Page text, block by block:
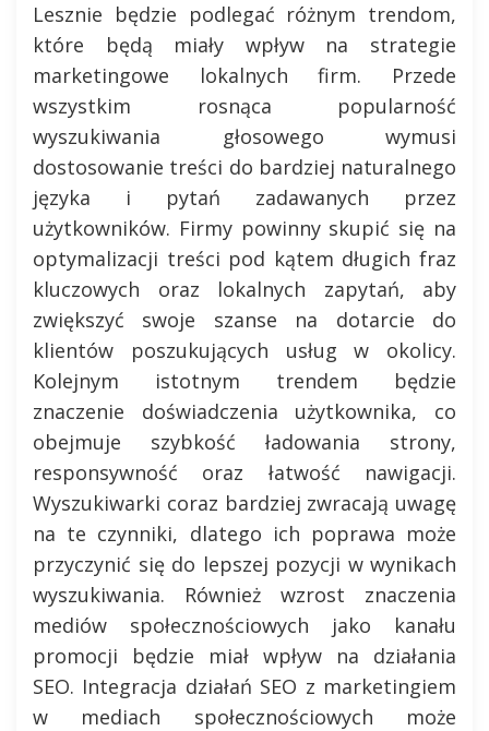
Lesznie będzie podlegać różnym trendom,
które będą miały wpływ na strategie
marketingowe lokalnych firm. Przede
wszystkim rosnąca popularność
wyszukiwania głosowego wymusi
dostosowanie treści do bardziej naturalnego
języka i pytań zadawanych przez
użytkowników. Firmy powinny skupić się na
optymalizacji treści pod kątem długich fraz
kluczowych oraz lokalnych zapytań, aby
zwiększyć swoje szanse na dotarcie do
klientów poszukujących usług w okolicy.
Kolejnym istotnym trendem będzie
znaczenie doświadczenia użytkownika, co
obejmuje szybkość ładowania strony,
responsywność oraz łatwość nawigacji.
Wyszukiwarki coraz bardziej zwracają uwagę
na te czynniki, dlatego ich poprawa może
przyczynić się do lepszej pozycji w wynikach
wyszukiwania. Również wzrost znaczenia
mediów społecznościowych jako kanału
promocji będzie miał wpływ na działania
SEO. Integracja działań SEO z marketingiem
w mediach społecznościowych może